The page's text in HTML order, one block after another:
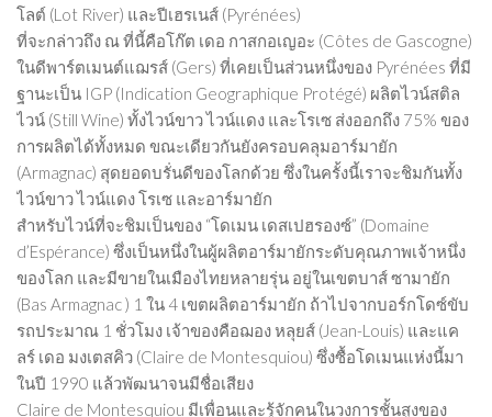
โลต์ (Lot River) และปีเฮรเนส์ (Pyrénées)
ที่จะกล่าวถึง ณ ที่นี้คือโก๊ต เดอ กาสกอเญอะ (Côtes de Gascogne)
ในดีพาร์ตเมนต์แฌรส์ (Gers) ที่เคยเป็นส่วนหนึ่งของ Pyrénées ที่มี
ฐานะเป็น IGP (Indication Geographique Protégé) ผลิตไวน์สติล
ไวน์ (Still Wine) ทั้งไวน์ขาว ไวน์แดง และโรเซ ส่งออกถึง 75% ของ
การผลิตได้ทั้งหมด ขณะเดียวกันยังครอบคลุมอาร์มายัก
(Armagnac) สุดยอดบรั่นดีของโลกด้วย ซึ่งในครั้งนี้เราจะชิมกันทั้ง
ไวน์ขาว ไวน์แดง โรเซ และอาร์มายัก
สำหรับไวน์ที่จะชิมเป็นของ “โดเมน เดสเปฮรองซ์” (Domaine
d’Espérance) ซึ่งเป็นหนึ่งในผู้ผลิตอาร์มายักระดับคุณภาพเจ้าหนึ่ง
ของโลก และมีขายในเมืองไทยหลายรุ่น อยู่ในเขตบาส์ ซามายัก
(Bas Armagnac ) 1 ใน 4 เขตผลิตอาร์มายัก ถ้าไปจากบอร์กโดซ์ขับ
รถประมาณ 1 ชั่วโมง เจ้าของคือฌอง หลุยส์ (Jean-Louis) และแค
ลร์ เดอ มงเตสคิว (Claire de Montesquiou) ซึ่งซื้อโดเมนแห่งนี้มา
ในปี 1990 แล้วพัฒนาจนมีชื่อเสียง
Claire de Montesquiou มีเพื่อนและรู้จักคนในวงการชั้นสูงของ